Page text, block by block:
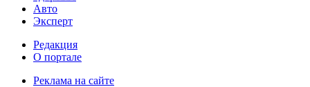
Авто
Эксперт
Редакция
О портале
Реклама на сайте